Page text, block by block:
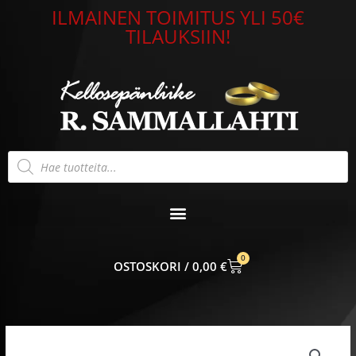
ILMAINEN TOIMITUS YLI 50€
TILAUKSIIN!
Products
search
0,00 €
0
CART